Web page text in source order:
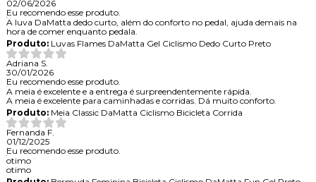
02/06/2026
Eu recomendo esse produto.
A luva DaMatta dedo curto, além do conforto no pedal, ajuda demais na
hora de comer enquanto pedala.
Produto:Luvas Flames DaMatta Gel Ciclismo Dedo Curto Preto
Adriana S.
30/01/2026
Eu recomendo esse produto.
A meia é excelente e a entrega é surpreendentemente rápida.
A meia é excelente para caminhadas e corridas. Dá muito conforto.
Produto:Meia Classic DaMatta Ciclismo Bicicleta Corrida
Fernanda F.
01/12/2025
Eu recomendo esse produto.
otimo
otimo